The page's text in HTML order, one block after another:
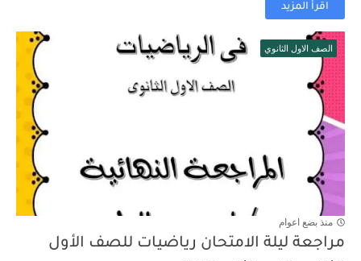
اقرأ المزيد
الصف الاول الثانوي
منذ بضع اعوام
مراجعة ليلة الامتحان رياضيات للصف الأول